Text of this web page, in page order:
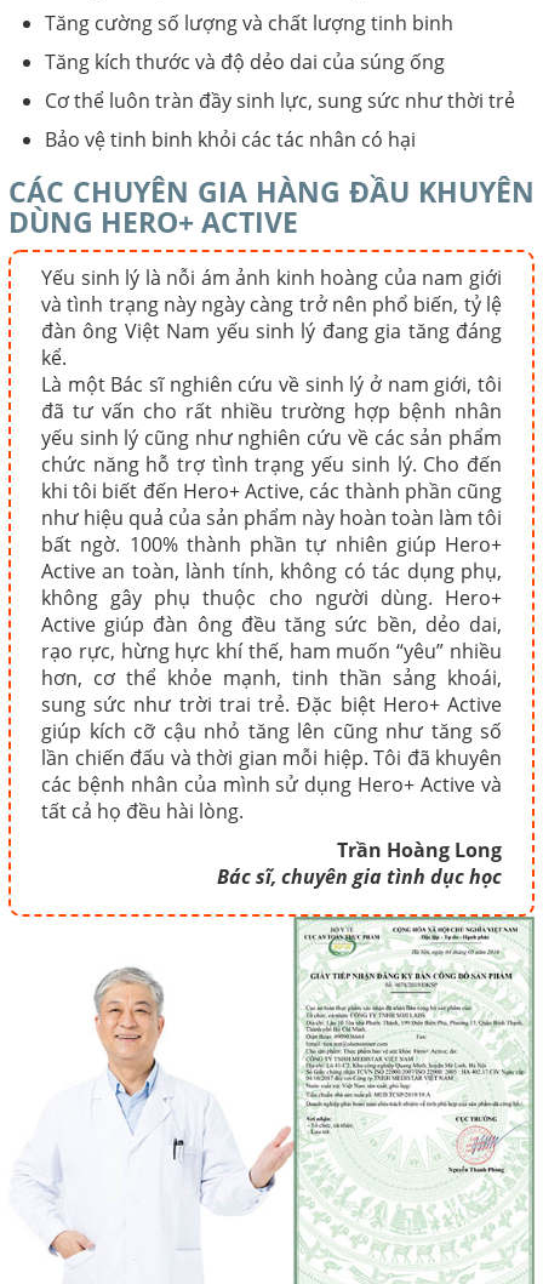
Tăng cường số lượng và chất lượng tinh binh
Tăng kích thước và độ dẻo dai của súng ống
Cơ thể luôn tràn đầy sinh lực, sung sức như thời trẻ
Bảo vệ tinh binh khỏi các tác nhân có hại
CÁC CHUYÊN GIA HÀNG ĐẦU KHUYÊN
DÙNG HERO+ ACTIVE
Yếu sinh lý là nỗi ám ảnh kinh hoàng của nam giới
và tình trạng này ngày càng trở nên phổ biến, tỷ lệ
đàn ông Việt Nam yếu sinh lý đang gia tăng đáng
kể.
Là một Bác sĩ nghiên cứu về sinh lý ở nam giới, tôi
đã tư vấn cho rất nhiều trường hợp bệnh nhân
yếu sinh lý cũng như nghiên cứu về các sản phẩm
chức năng hỗ trợ tình trạng yếu sinh lý. Cho đến
khi tôi biết đến Hero+ Active, các thành phần cũng
như hiệu quả của sản phẩm này hoàn toàn làm tôi
bất ngờ. 100% thành phần tự nhiên giúp Hero+
Active an toàn, lành tính, không có tác dụng phụ,
không gây phụ thuộc cho người dùng. Hero+
Active giúp đàn ông đều tăng sức bền, dẻo dai,
rạo rực, hừng hực khí thế, ham muốn “yêu” nhiều
hơn, cơ thể khỏe mạnh, tinh thần sảng khoái,
sung sức như trời trai trẻ. Đặc biệt Hero+ Active
giúp kích cỡ cậu nhỏ tăng lên cũng như tăng số
lần chiến đấu và thời gian mỗi hiệp. Tôi đã khuyên
các bệnh nhân của mình sử dụng Hero+ Active và
tất cả họ đều hài lòng.
Trần Hoàng Long
Bác sĩ, chuyên gia tình dục học